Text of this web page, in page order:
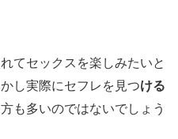
てセックスを楽しみたいと
し実際にセフレを見つける
も多いのではないでしょう